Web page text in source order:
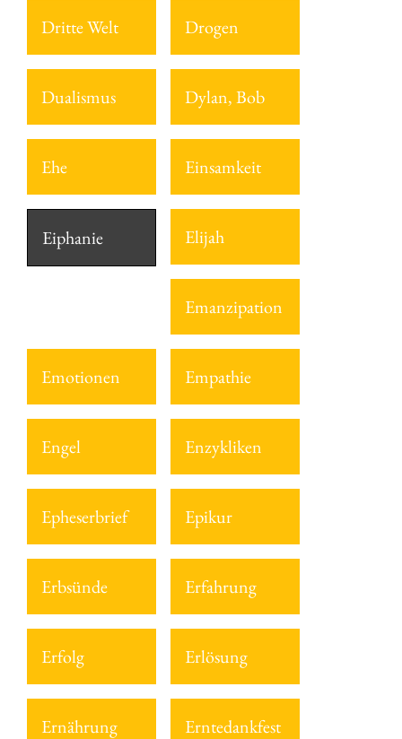
Dritte Welt Drogen
Dualismus Dylan, Bob
Ehe Einsamkeit
Eiphanie Elijah
Emanzipation
Emotionen Empathie
Engel Enzykliken
Epheserbrief Epikur
Erbsünde Erfahrung
Erfolg Erlösung
Ernährung Erntedankfest